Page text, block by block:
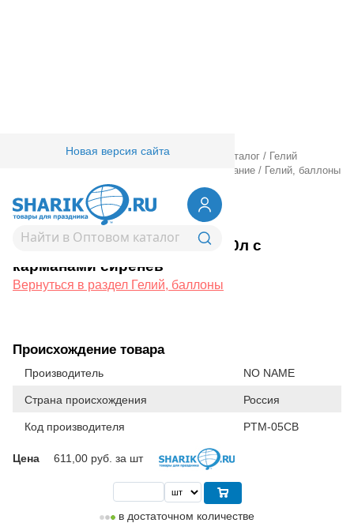
Новая версия сайта
Товары для праздника/ Оптовый каталог / Гелий
Гелий и оборудование / Гелий, баллоны
Чехол на баллон 40л с карманами сиренев
1301-0635Чехол на баллон 40л с
карманами сиренев
Вернуться в раздел Гелий, баллоны
Происхождение товара
Производитель NO NAME
Страна происхождения Россия
Код производителя PTM-05CB
Цена 611,00 руб. за шт
в достаточном количестве